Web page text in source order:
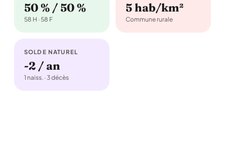
50 % / 50 %
58 H · 58 F
5 hab/km²
Commune rurale
SOLDE NATUREL
-2 / an
1 naiss. · 3 décès